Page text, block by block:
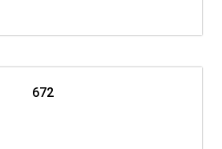
672